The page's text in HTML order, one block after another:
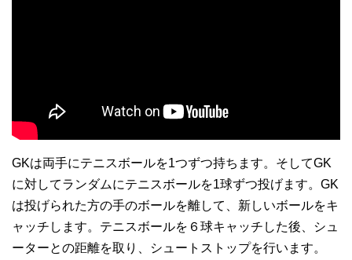
GKは両手にテニスボールを1つずつ持ちます。そしてGK
に対してランダムにテニスボールを1球ずつ投げます。GK
は投げられた方の手のボールを離して、新しいボールをキ
ャッチします。テニスボールを６球キャッチした後、シュ
ーターとの距離を取り、シュートストップを行います。